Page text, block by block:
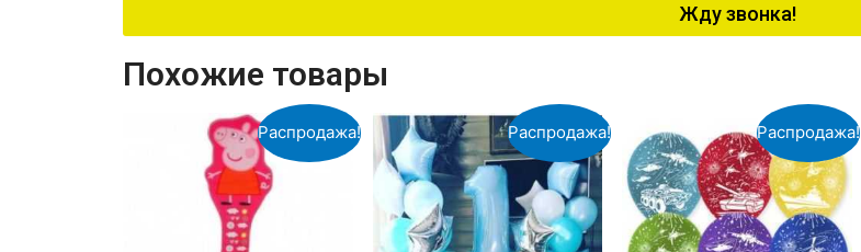
Жду звонка!
Похожие товары
Распродажа! Распродажа! Распродажа!